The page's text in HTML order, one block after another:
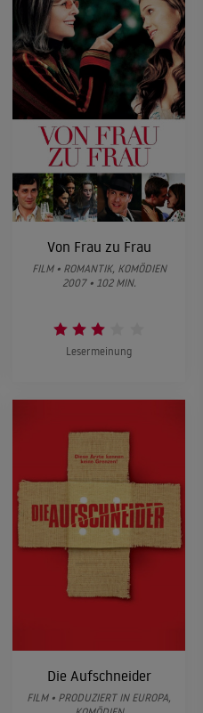
Von Frau zu Frau
FILM • ROMANTIK, KOMÖDIEN
2007 • 102 MIN.
Lesermeinung
Die Aufschneider
FILM • PRODUZIERT IN EUROPA,